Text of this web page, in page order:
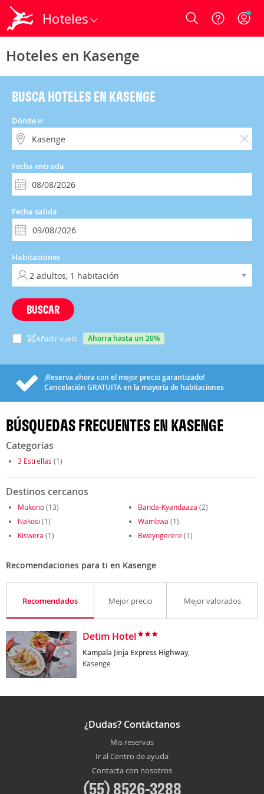
Hoteles Login
Hoteles en Kasenge
BUSCA HOTELES EN KASENGE
Dónde ir
Fecha entrada
Fecha salida
Habitaciones
BUSCAR
Añadir vuelo ahorra hasta un 20%
¡Reserva ahora con el mejor precio garantizado!
Cancelación GRATUITAen la mayoría de habitaciones
BÚSQUEDAS FRECUENTES EN KASENGE
Categorías
3 Estrellas (1)
Destinos cercanos
Mukono(13) Banda-Kyandaaza (2)
Nakosi (1) Wambwa (1)
Kiswera (1) Bweyogerere(1)
Recomendaciones para ti en Kasenge
Recomendados Mejor precio Mejor valorados
Detim Hotel
Kampala Jinja Express Highway,
Kasenge
¿Dudas? Contáctanos
Mis reservas
Ir al Centro de ayuda
Contacta con nosotros
(55) 8526-3288